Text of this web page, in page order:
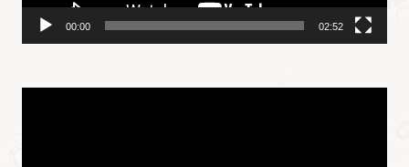
00:00 02:52